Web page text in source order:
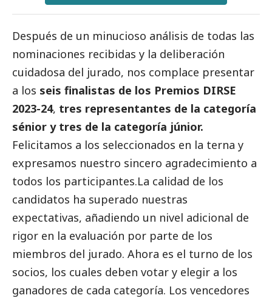
Después de un minucioso análisis de todas las
nominaciones recibidas y la deliberación
cuidadosa del jurado, nos complace presentar
a los seis finalistas de los Premios DIRSE
2023-24, tres representantes de la categoría
sénior y tres de la categoría júnior.
Felicitamos a los seleccionados en la terna y
expresamos nuestro sincero agradecimiento a
todos los participantes.La calidad de los
candidatos ha superado nuestras
expectativas, añadiendo un nivel adicional de
rigor en la evaluación por parte de los
miembros del jurado. Ahora es el turno de los
socios, los cuales deben votar y elegir a los
ganadores de cada categoría. Los vencedores